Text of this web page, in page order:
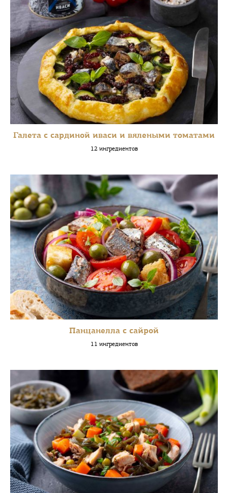
Галета с сардиной иваси и вялеными томатами
12 ингредиентов
Панцанелла с сайрой
11 ингредиентов